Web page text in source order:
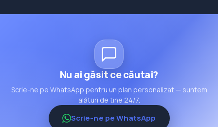
Nu ai găsit ce căutai?
Scrie-ne pe WhatsApp pentru un plan personalizat — suntem
alături de tine 24/7.
Scrie-ne pe WhatsApp